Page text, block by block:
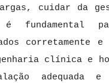
cuidar da
é fundamental
corretamente e
clínica e
adequada